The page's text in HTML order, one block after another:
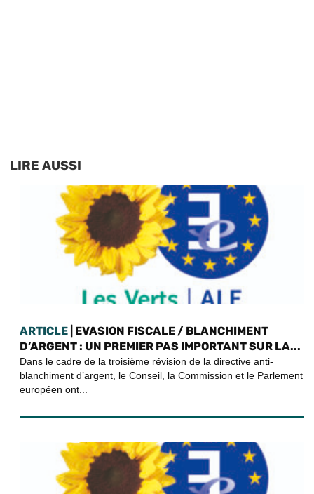
LIRE AUSSI
ARTICLE | EVASION FISCALE / BLANCHIMENT
D’ARGENT : UN PREMIER PAS IMPORTANT SUR LA...
Dans le cadre de la troisième révision de la directive anti-
blanchiment d’argent, le Conseil, la Commission et le Parlement
européen ont...